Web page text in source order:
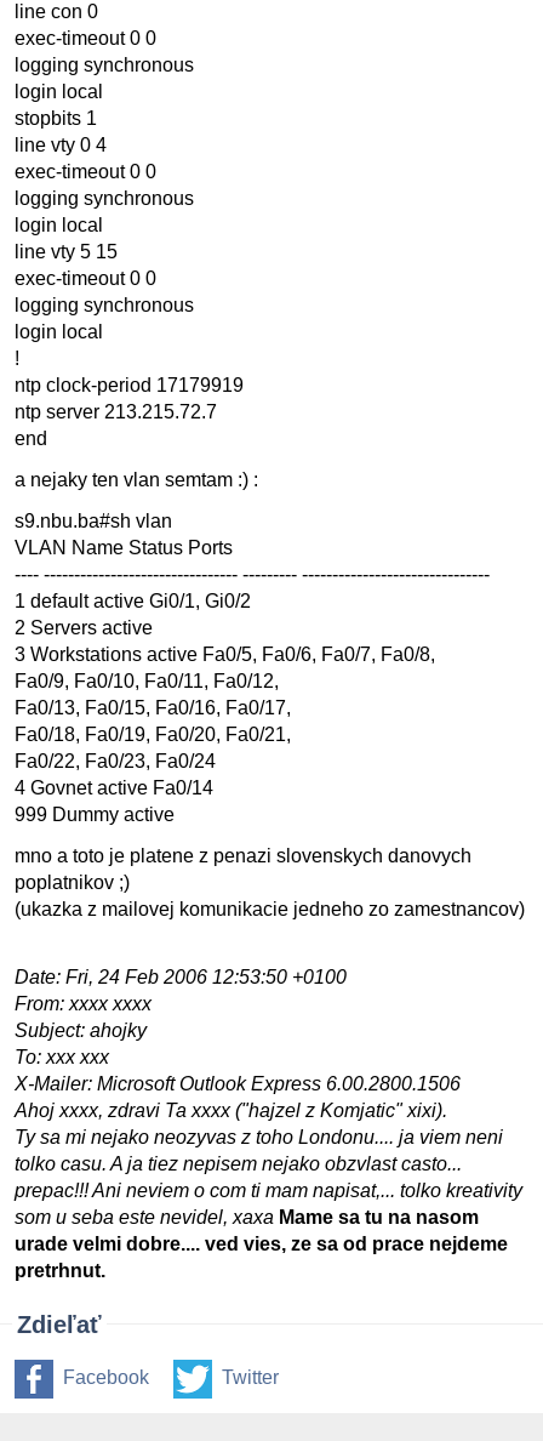
line con 0
exec-timeout 0 0
logging synchronous
login local
stopbits 1
line vty 0 4
exec-timeout 0 0
logging synchronous
login local
line vty 5 15
exec-timeout 0 0
logging synchronous
login local
!
ntp clock-period 17179919
ntp server 213.215.72.7
end
a nejaky ten vlan semtam :) :
s9.nbu.ba#sh vlan
VLAN Name Status Ports
---- -------------------------------- --------- -------------------------------
1 default active Gi0/1, Gi0/2
2 Servers active
3 Workstations active Fa0/5, Fa0/6, Fa0/7, Fa0/8,
Fa0/9, Fa0/10, Fa0/11, Fa0/12,
Fa0/13, Fa0/15, Fa0/16, Fa0/17,
Fa0/18, Fa0/19, Fa0/20, Fa0/21,
Fa0/22, Fa0/23, Fa0/24
4 Govnet active Fa0/14
999 Dummy active
mno a toto je platene z penazi slovenskych danovych
poplatnikov ;)
(ukazka z mailovej komunikacie jedneho zo zamestnancov)
Date: Fri, 24 Feb 2006 12:53:50 +0100
From: xxxx xxxx
Subject: ahojky
To: xxx xxx
X-Mailer: Microsoft Outlook Express 6.00.2800.1506
Ahoj xxxx, zdravi Ta xxxx ("hajzel z Komjatic" xixi).
Ty sa mi nejako neozyvas z toho Londonu.... ja viem neni
tolko casu. A ja tiez nepisem nejako obzvlast casto...
prepac!!! Ani neviem o com ti mam napisat,... tolko kreativity
som u seba este nevidel, xaxa Mame sa tu na nasom
urade velmi dobre.... ved vies, ze sa od prace nejdeme
pretrhnut.
Zdieľať
Facebook Twitter